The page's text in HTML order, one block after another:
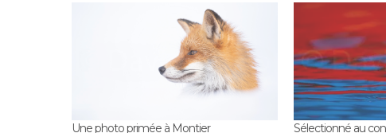
Une photo primée à Montier
Sélectionné au